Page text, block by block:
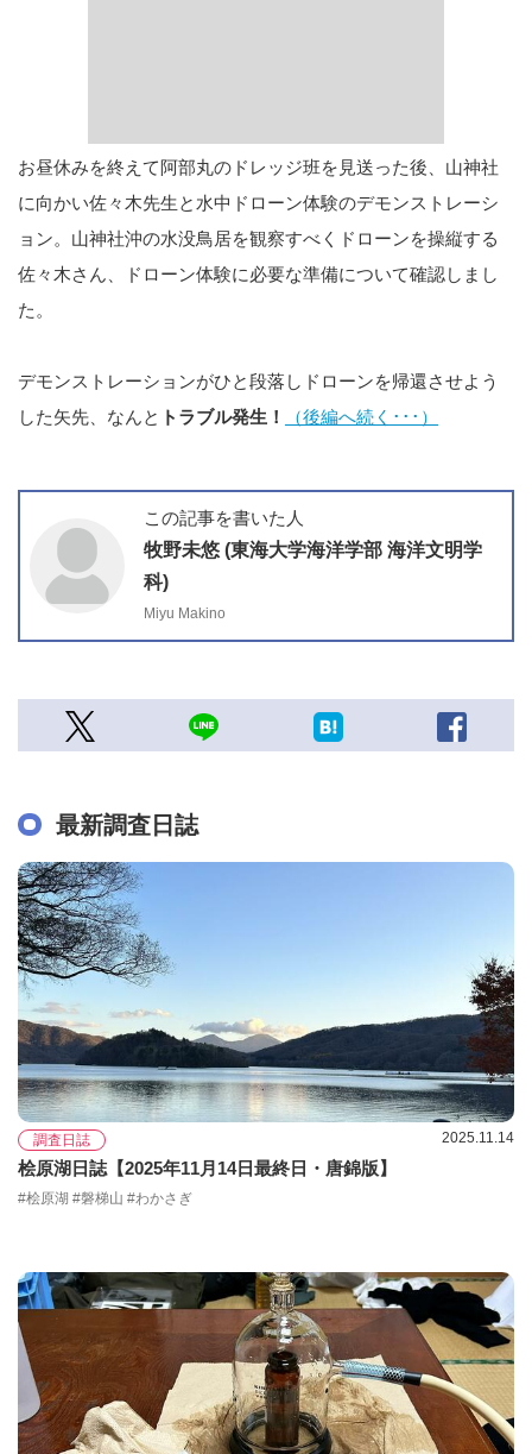
お昼休みを終えて阿部丸のドレッジ班を見送った後、山神社
に向かい佐々木先生と水中ドローン体験のデモンストレーシ
ョン。山神社沖の水没鳥居を観察すべくドローンを操縦する
佐々木さん、ドローン体験に必要な準備について確認しまし
た。
デモンストレーションがひと段落しドローンを帰還させよう
した矢先、なんと トラブル発生！ （後編へ続く･･･）
この記事を書いた人
牧野未悠 (東海大学海洋学部 海洋文明学
科)
Miyu Makino
最新調査日誌
調査日誌 2025.11.14
桧原湖日誌【2025年11月14日最終日・唐錦版】
#桧原湖 #磐梯山 #わかさぎ